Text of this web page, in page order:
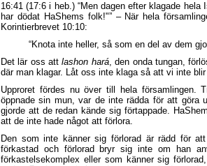
16:41 (17:6 i heb.) “Men dagen efter klagade
har dödat HaShems folk!"” – När hela
Korintierbrevet 10:10:
“Knota inte heller, så som en del av dem
Det lär oss attlashon hará, den onda tungan,
där man klagar. Låt oss inte klaga så att vi inte
Upproret fördes nu över till hela församlingen.
öppnade sin mun, var de inte rädda för att göra
gjorde att de redan kände sig förtappade.
att de inte hade något att förlora.
Den som inte känner sig förlorad är rädd för
förkastad och förlorad bryr sig inte om han
förkastelsekomplex eller som känner sig